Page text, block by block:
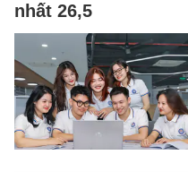
nhất 26,5